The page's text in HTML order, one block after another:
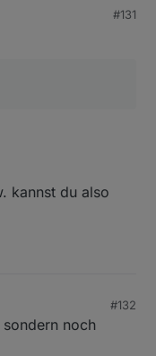
#131
kannst du also
#132
noch